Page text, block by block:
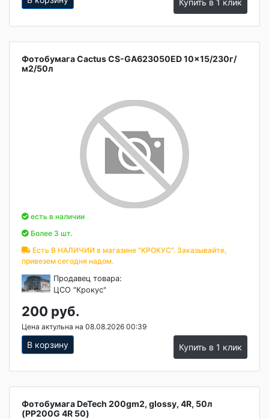
Купить в 1 клик
Фотобумага Cactus CS-GA623050ED 10x15/230г/
м2/50л
есть в наличии
Более 3 шт.
Есть В НАЛИЧИИ в магазине "КРОКУС". Заказывайте,
привезем сегодня надом.
Продавец товара:
ЦСО "Крокус"
200 руб.
Цена актульна на 08.08.2026 00:39
В корзину Купить в 1 клик
Фотобумага DeTech 200gm2, glossy, 4R, 50л
(PP200G 4R 50)